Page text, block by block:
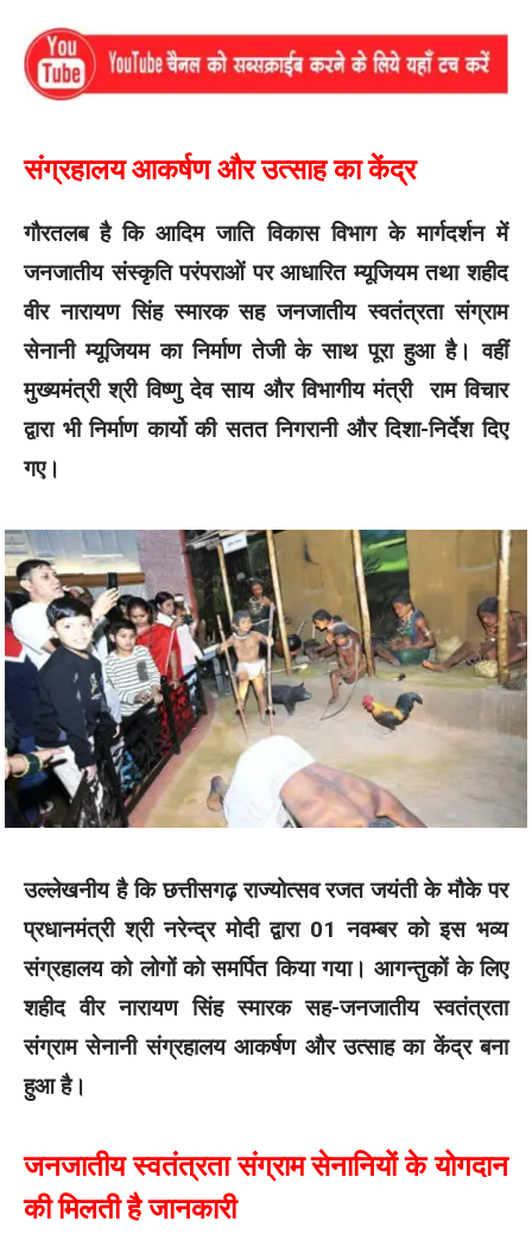
संग्रहालय आकर्षण और उत्साह का केंद्र
गौरतलब है कि आदिम जाति विकास विभाग के मार्गदर्शन में
जनजातीय संस्कृति परंपराओं पर आधारित म्यूजियम तथा शहीद
वीर नारायण सिंह स्मारक सह जनजातीय स्वतंत्रता संग्राम
सेनानी म्यूजियम का निर्माण तेजी के साथ पूरा हुआ है। वहीं
मुख्यमंत्री श्री विष्णु देव साय और विभागीय मंत्री राम विचार
द्वारा भी निर्माण कार्यो की सतत निगरानी और दिशा-निर्देश दिए
गए।
उल्लेखनीय है कि छत्तीसगढ़ राज्योत्सव रजत जयंती के मौके पर
प्रधानमंत्री श्री नरेन्द्र मोदी द्वारा 01 नवम्बर को इस भव्य
संग्रहालय को लोगों को समर्पित किया गया। आगन्तुकों के लिए
शहीद वीर नारायण सिंह स्मारक सह-जनजातीय स्वतंत्रता
संग्राम सेनानी संग्रहालय आकर्षण और उत्साह का केंद्र बना
हुआ है।
जनजातीय स्वतंत्रता संग्राम सेनानियों के योगदान
की मिलती है जानकारी